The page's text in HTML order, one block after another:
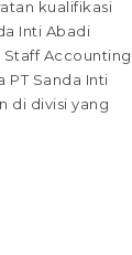
kualifikasi
Inti Abadi
Accounting
Sanda Inti
di divisi yang